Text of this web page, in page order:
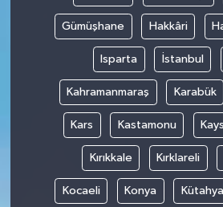
Gümüşhane Hakkâri
Isparta İstanbul
Kahramanmaraş Karabük
Kars Kastamonu
Kırıkkale Kırklareli
Kocaeli Konya Kütahya